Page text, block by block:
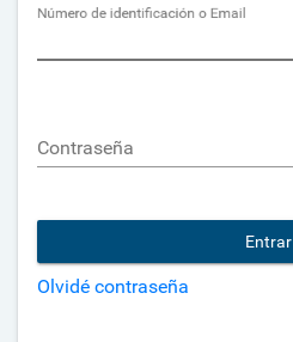
Número de identificación o Email
Contraseña
Entrar
Olvidé contraseña